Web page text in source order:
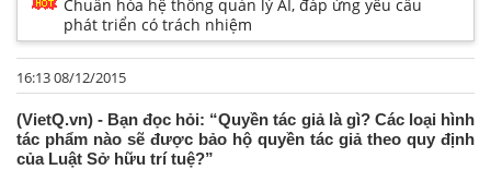
Chuẩn hóa hệ thống quản lý AI, đáp ứng yêu cầu
phát triển có trách nhiệm
16:13 08/12/2015
(VietQ.vn) - Bạn đọc hỏi: “Quyền tác giả là gì? Các loại hình
tác phẩm nào sẽ được bảo hộ quyền tác giả theo quy định
của Luật Sở hữu trí tuệ?”